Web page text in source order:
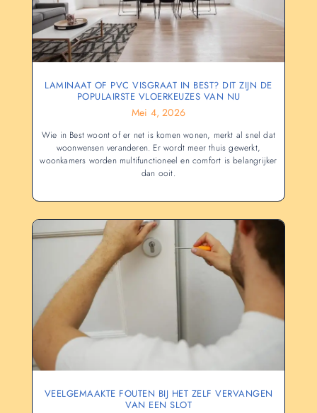
LAMINAAT OF PVC VISGRAAT IN BEST? DIT ZIJN DE
POPULAIRSTE VLOERKEUZES VAN NU
Mei 4, 2026
Wie in Best woont of er net is komen wonen, merkt al snel dat
woonwensen veranderen. Er wordt meer thuis gewerkt,
woonkamers worden multifunctioneel en comfort is belangrijker
dan ooit.
VEELGEMAAKTE FOUTEN BIJ HET ZELF VERVANGEN
VAN EEN SLOT